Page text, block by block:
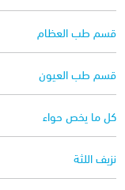
قسم طب العظام
قسم طب العيون
كل ما يخص حواء
نزيف اللثة